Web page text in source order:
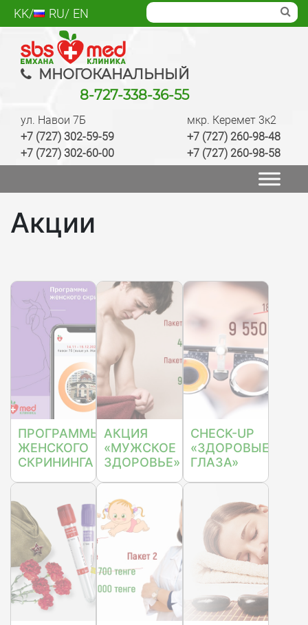
Skip
to
content
KK RU EN
SBS med
Многопрофильный медцентр Алматы,
лаборатория, анализы, диагностика, лечение,
качественно
ул. Навои 7Б
+7 (727) 302-59-59
+7 (727) 302-60-00
мкр. Керемет 3к2
+7 (727) 260-98-48
+7 (727) 260-98-58
МНОГОКАНАЛЬНЫЙ
8-727-338-36-55
Акции
ПРОГРАММЫ
ЖЕНСКОГО
СКРИНИНГА
АКЦИЯ
«МУЖСКОЕ
ЗДОРОВЬЕ»
CHECK-UP
«ЗДОРОВЫЕ
ГЛАЗА»